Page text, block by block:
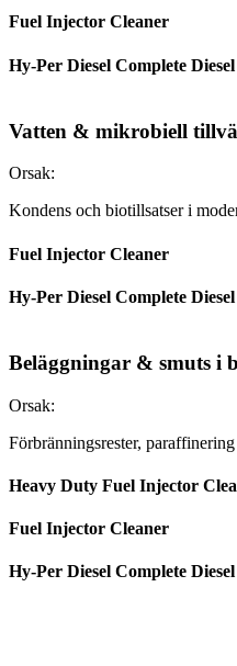
Fuel Injector Cleaner
Hy-Per Diesel Complete
Vatten & mikrobiell
Orsak:
Kondens och biotillsatser i
Fuel Injector Cleaner
Hy-Per Diesel Complete
Beläggningar & smuts i
Orsak:
Förbränningsrester,
Heavy Duty Fuel Injector
Fuel Injector Cleaner
Hy-Per Diesel Complete